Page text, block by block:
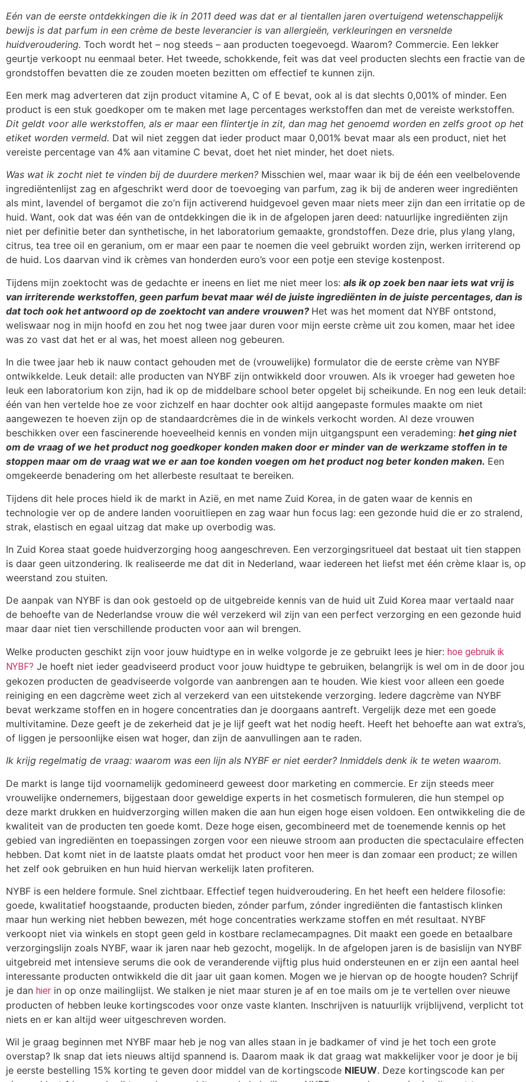
Eén van de eerste ontdekkingen die ik in 2011 deed was dat er al tientallen jaren overtuigend wetenschappelijk
bewijs is dat parfum in een crème de beste leverancier is van allergieën, verkleuringen en versnelde
huidveroudering. Toch wordt het – nog steeds – aan producten toegevoegd. Waarom? Commercie. Een lekker
geurtje verkoopt nu eenmaal beter. Het tweede, schokkende, feit was dat veel producten slechts een fractie van de
grondstoffen bevatten die ze zouden moeten bezitten om effectief te kunnen zijn.
Een merk mag adverteren dat zijn product vitamine A, C of E bevat, ook al is dat slechts 0,001% of minder. Een
product is een stuk goedkoper om te maken met lage percentages werkstoffen dan met de vereiste werkstoffen.
Dit geldt voor alle werkstoffen, als er maar een flintertje in zit, dan mag het genoemd worden en zelfs groot op het
etiket worden vermeld. Dat wil niet zeggen dat ieder product maar 0,001% bevat maar als een product, niet het
vereiste percentage van 4% aan vitamine C bevat, doet het niet minder, het doet niets.
Was wat ik zocht niet te vinden bij de duurdere merken? Misschien wel, maar waar ik bij de één een veelbelovende
ingrediëntenlijst zag en afgeschrikt werd door de toevoeging van parfum, zag ik bij de anderen weer ingrediënten
als mint, lavendel of bergamot die zo’n fijn activerend huidgevoel geven maar niets meer zijn dan een irritatie op de
huid. Want, ook dat was één van de ontdekkingen die ik in de afgelopen jaren deed: natuurlijke ingrediënten zijn
niet per definitie beter dan synthetische, in het laboratorium gemaakte, grondstoffen. Deze drie, plus ylang ylang,
citrus, tea tree oil en geranium, om er maar een paar te noemen die veel gebruikt worden zijn, werken irriterend op
de huid. Los daarvan vind ik crèmes van honderden euro’s voor een potje een stevige kostenpost.
Tijdens mijn zoektocht was de gedachte er ineens en liet me niet meer los: als ik op zoek ben naar iets wat vrij is
van irriterende werkstoffen, geen parfum bevat maar wél de juiste ingrediënten in de juiste percentages, dan is
dat toch ook het antwoord op de zoektocht van andere vrouwen? Het was het moment dat NYBF ontstond,
weliswaar nog in mijn hoofd en zou het nog twee jaar duren voor mijn eerste crème uit zou komen, maar het idee
was zo vast dat het er al was, het moest alleen nog gebeuren.
In die twee jaar heb ik nauw contact gehouden met de (vrouwelijke) formulator die de eerste crème van NYBF
ontwikkelde. Leuk detail: alle producten van NYBF zijn ontwikkeld door vrouwen. Als ik vroeger had geweten hoe
leuk een laboratorium kon zijn, had ik op de middelbare school beter opgelet bij scheikunde. En nog een leuk detail:
één van hen vertelde hoe ze voor zichzelf en haar dochter ook altijd aangepaste formules maakte om niet
aangewezen te hoeven zijn op de standaardcrèmes die in de winkels verkocht worden. Al deze vrouwen
beschikken over een fascinerende hoeveelheid kennis en vonden mijn uitgangspunt een verademing: het ging niet
om de vraag of we het product nog goedkoper konden maken door er minder van de werkzame stoffen in te
stoppen maar om de vraag wat we er aan toe konden voegen om het product nog beter konden maken. Een
omgekeerde benadering om het allerbeste resultaat te bereiken.
Tijdens dit hele proces hield ik de markt in Azië, en met name Zuid Korea, in de gaten waar de kennis en
technologie ver op de andere landen vooruitliepen en zag waar hun focus lag: een gezonde huid die er zo stralend,
strak, elastisch en egaal uitzag dat make up overbodig was.
In Zuid Korea staat goede huidverzorging hoog aangeschreven. Een verzorgingsritueel dat bestaat uit tien stappen
is daar geen uitzondering. Ik realiseerde me dat dit in Nederland, waar iedereen het liefst met één crème klaar is, op
weerstand zou stuiten.
De aanpak van NYBF is dan ook gestoeld op de uitgebreide kennis van de huid uit Zuid Korea maar vertaald naar
de behoefte van de Nederlandse vrouw die wél verzekerd wil zijn van een perfect verzorging en een gezonde huid
maar daar niet tien verschillende producten voor aan wil brengen.
Welke producten geschikt zijn voor jouw huidtype en in welke volgorde je ze gebruikt lees je hier: hoe gebruik ik
NYBF? Je hoeft niet ieder geadviseerd product voor jouw huidtype te gebruiken, belangrijk is wel om in de door jou
gekozen producten de geadviseerde volgorde van aanbrengen aan te houden. Wie kiest voor alleen een goede
reiniging en een dagcrème weet zich al verzekerd van een uitstekende verzorging. Iedere dagcrème van NYBF
bevat werkzame stoffen en in hogere concentraties dan je doorgaans aantreft. Vergelijk deze met een goede
multivitamine. Deze geeft je de zekerheid dat je je lijf geeft wat het nodig heeft. Heeft het behoefte aan wat extra’s,
of liggen je persoonlijke eisen wat hoger, dan zijn de aanvullingen aan te raden.
Ik krijg regelmatig de vraag: waarom was een lijn als NYBF er niet eerder? Inmiddels denk ik te weten waarom.
De markt is lange tijd voornamelijk gedomineerd geweest door marketing en commercie. Er zijn steeds meer
vrouwelijke ondernemers, bijgestaan door geweldige experts in het cosmetisch formuleren, die hun stempel op
deze markt drukken en huidverzorging willen maken die aan hun eigen hoge eisen voldoen. Een ontwikkeling die de
kwaliteit van de producten ten goede komt. Deze hoge eisen, gecombineerd met de toenemende kennis op het
gebied van ingrediënten en toepassingen zorgen voor een nieuwe stroom aan producten die spectaculaire effecten
hebben. Dat komt niet in de laatste plaats omdat het product voor hen meer is dan zomaar een product; ze willen
het zelf ook gebruiken en hun huid hiervan werkelijk laten profiteren.
NYBF is een heldere formule. Snel zichtbaar. Effectief tegen huidveroudering. En het heeft een heldere filosofie:
goede, kwalitatief hoogstaande, producten bieden, zónder parfum, zónder ingrediënten die fantastisch klinken
maar hun werking niet hebben bewezen, mét hoge concentraties werkzame stoffen en mét resultaat. NYBF
verkoopt niet via winkels en stopt geen geld in kostbare reclamecampagnes. Dit maakt een goede en betaalbare
verzorgingslijn zoals NYBF, waar ik jaren naar heb gezocht, mogelijk. In de afgelopen jaren is de basislijn van NYBF
uitgebreid met intensieve serums die ook de veranderende vijftig plus huid ondersteunen en er zijn een aantal heel
interessante producten ontwikkeld die dit jaar uit gaan komen. Mogen we je hiervan op de hoogte houden? Schrijf
je dan hier in op onze mailinglijst. We stalken je niet maar sturen je af en toe mails om je te vertellen over nieuwe
producten of hebben leuke kortingscodes voor onze vaste klanten. Inschrijven is natuurlijk vrijblijvend, verplicht tot
niets en er kan altijd weer uitgeschreven worden.
Wil je graag beginnen met NYBF maar heb je nog van alles staan in je badkamer of vind je het toch een grote
overstap? Ik snap dat iets nieuws altijd spannend is. Daarom maak ik dat graag wat makkelijker voor je door je bij
je eerste bestelling 15% korting te geven door middel van de kortingscode NIEUW. Deze kortingscode kan per